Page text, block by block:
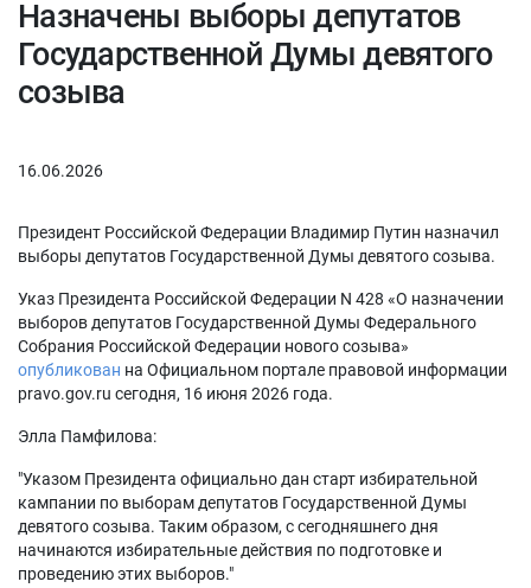
Назначены выборы депутатов
Государственной Думы девятого
созыва
16.06.2026
Президент Российской Федерации Владимир Путин назначил
выборы депутатов Государственной Думы девятого созыва.
Указ Президента Российской Федерации N 428 «О назначении
выборов депутатов Государственной Думы Федерального
Собрания Российской Федерации нового созыва»
опубликован на Официальном портале правовой информации
pravo.gov.ru сегодня, 16 июня 2026 года.
Элла Памфилова:
"Указом Президента официально дан старт избирательной
кампании по выборам депутатов Государственной Думы
девятого созыва. Таким образом, с сегодняшнего дня
начинаются избирательные действия по подготовке и
проведению этих выборов."